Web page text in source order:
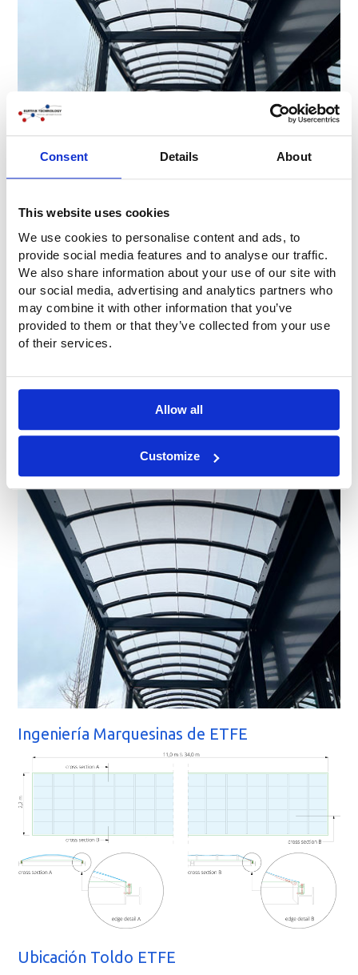
Consent Details About
This website uses cookies
We use cookies to personalise content and ads, to
provide social media features and to analyse our traffic.
We also share information about your use of our site with
our social media, advertising and analytics partners who
may combine it with other information that you’ve
provided to them or that they’ve collected from your use
of their services.
Allow all
Customize
Ingeniería Marquesinas de ETFE
Ubicación Toldo ETFE